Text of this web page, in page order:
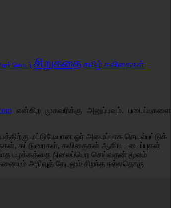
தொடர் சிறுகதை தமிழ் கவிதைகள்
என்கிற முகவரிக்கு அனுப்பவும். படைப்புகளை
மட்டுமேயான ஓர் அமைப்பாக செயல்பட்டுக்
கட்டுரைகள், கவிதைகள் ஆகிய படைப்புகள்
பழக்கத்தை நிலைப்பெற செய்வதன் மூலம்
அறிவுத் தேடலும் சிறந்த நல்லதொரு